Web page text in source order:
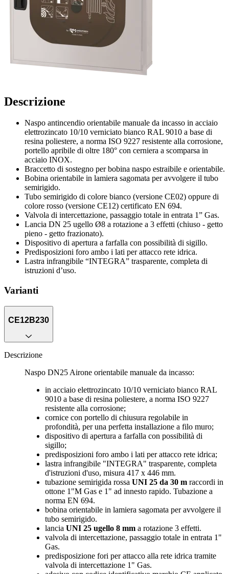
Descrizione
Naspo antincendio orientabile manuale da incasso in acciaio
elettrozincato 10/10 verniciato bianco RAL 9010 a base di
resina poliestere, a norma ISO 9227 resistente alla corrosione,
portello apribile di oltre 180° con cerniera a scomparsa in
acciaio INOX.
Braccetto di sostegno per bobina naspo estraibile e orientabile.
Bobina orientabile in lamiera sagomata per avvolgere il tubo
semirigido.
Tubo semirigido di colore bianco (versione CE02) oppure di
colore rosso (versione CE12) certificato EN 694.
Valvola di intercettazione, passaggio totale in entrata 1” Gas.
Lancia DN 25 ugello Ø8 a rotazione a 3 effetti (chiuso - getto
pieno - getto frazionato).
Dispositivo di apertura a farfalla con possibilità di sigillo.
Predisposizioni foro ambo i lati per attacco rete idrica.
Lastra infrangibile “INTEGRA” trasparente, completa di
istruzioni d’uso.
Varianti
CE12B230
Descrizione
Naspo DN25 Airone orientabile manuale da incasso:
in acciaio elettrozincato 10/10 verniciato bianco RAL
9010 a base di resina poliestere, a norma ISO 9227
resistente alla corrosione;
cornice con portello di chiusura regolabile in
profondità, per una perfetta installazione a filo muro;
dispositivo di apertura a farfalla con possibilità di
sigillo;
predisposizioni foro ambo i lati per attacco rete idrica;
lastra infrangibile "INTEGRA" trasparente, completa
d'istruzioni d'uso, misura 417 x 446 mm.
tubazione semirigida rossa UNI 25 da 30 m raccordi in
ottone 1"M Gas e 1" ad innesto rapido. Tubazione a
norma EN 694.
bobina orientabile in lamiera sagomata per avvolgere il
tubo semirigido.
lancia UNI 25 ugello 8 mm a rotazione 3 effetti.
valvola di intercettazione, passaggio totale in entrata 1"
Gas.
predisposizione fori per attacco alla rete idrica tramite
valvola di intercettazione 1" Gas.